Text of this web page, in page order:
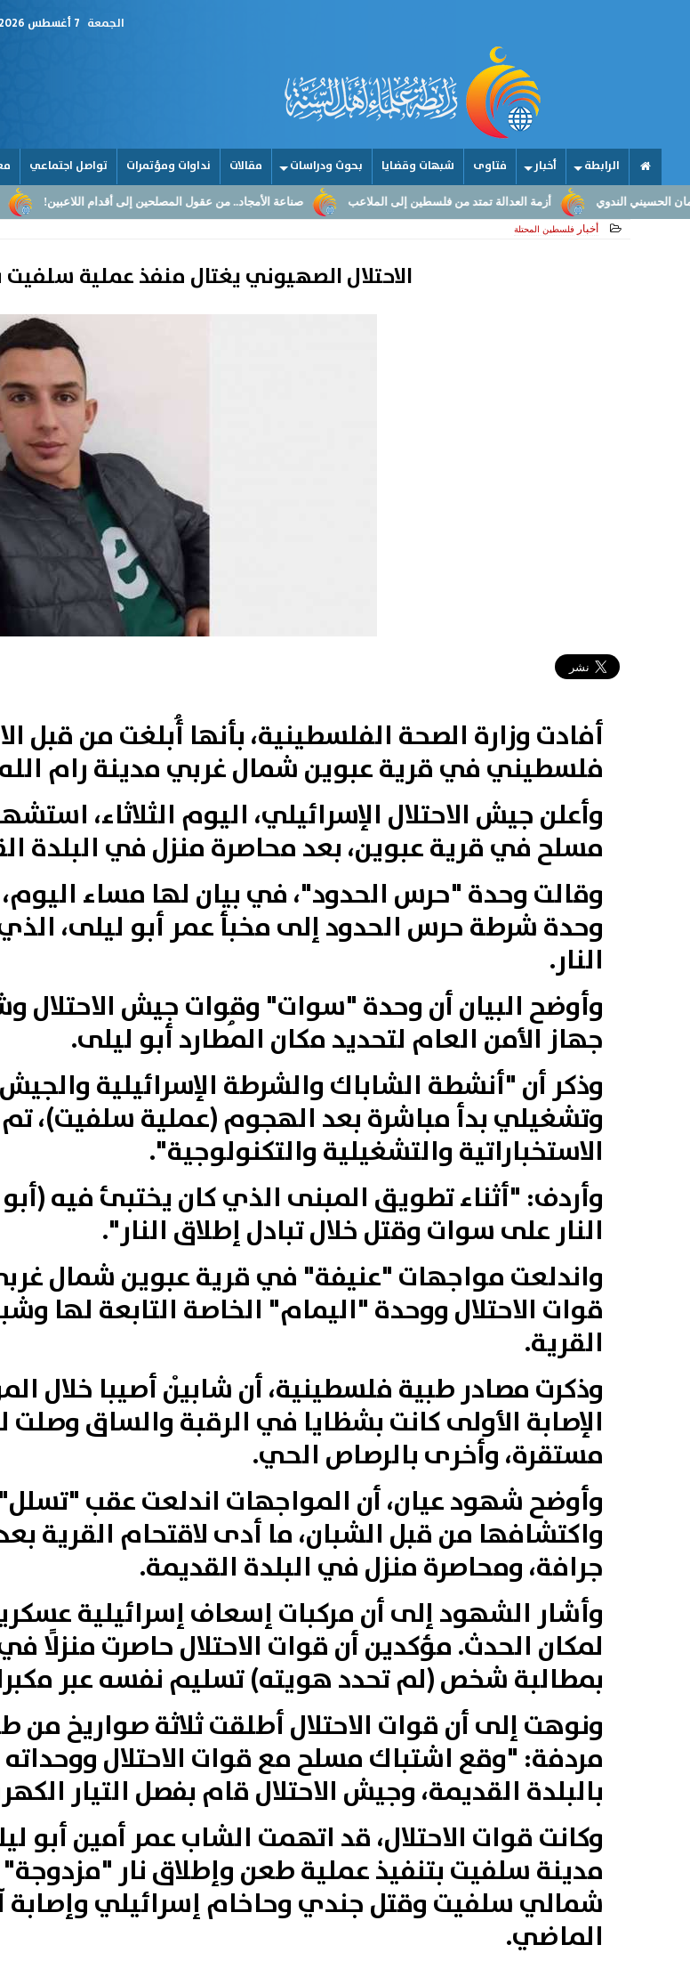
الجمعة
الرابطة أخبار فتاوى شبهات وقضايا بحوث ودراسات مقالات نداوات ومؤتمرات تواصل اجتماعي
ما أوسع السجن... وما صناعة الأمجاد.. من عقول المصلحين إلى أقدام اللاعبين! أزمة العدالة تمتد من فلسطين إلى الملاعب
أخبار فلسطين المحتلة
الاحتلال الصهيوني يغتال منفذ عملية سلفيت
أفادت وزارة الصحة الفلسطينية، بأنها أُبلغت من
فلسطيني في قرية عبوين شمال غربي مدينة رام الله،
وأعلن جيش الاحتلال الإسرائيلي، اليوم الثلاثاء،
مسلح في قرية عبوين، بعد محاصرة منزل في البلدة
وحدة شرطة حرس الحدود إلى مخبأ عمر أبو ليلى،
النار.
وأوضح البيان أن وحدة "سوات" وقوات جيش الاحتلال
جهاز الأمن العام لتحديد مكان المُطارد أبو ليلى.
وذكر أن "أنشطة الشاباك والشرطة الإسرائيلية
وتشغيلي بدأ مباشرة بعد الهجوم (عملية سلفيت)، تم
الاستخباراتية والتشغيلية والتكنولوجية".
وأردف: "أثناء تطويق المبنى الذي كان يختبئ فيه
النار على سوات وقتل خلال تبادل إطلاق النار".
واندلعت مواجهات "عنيفة" في قرية عبوين شمال
قوات الاحتلال ووحدة "اليمام" الخاصة التابعة لها
القرية.
وذكرت مصادر طبية فلسطينية، أن شابيْن أصيبا خلال
الإصابة الأولى كانت بشظايا في الرقبة والساق
مستقرة، وأخرى بالرصاص الحي.
وأوضح شهود عيان، أن المواجهات اندلعت عقب
واكتشافها من قبل الشبان، ما أدى لاقتحام القرية
جرافة، ومحاصرة منزل في البلدة القديمة.
وأشار الشهود إلى أن مركبات إسعاف إسرائيلية
لمكان الحدث. مؤكدين أن قوات الاحتلال حاصرت منزلًا
بمطالبة شخص (لم تحدد هويته) تسليم نفسه عبر
ونوهت إلى أن قوات الاحتلال أطلقت ثلاثة صواريخ من
مردفة: "وقع اشتباك مسلح مع قوات الاحتلال
بالبلدة القديمة، وجيش الاحتلال قام بفصل التيار
مدينة سلفيت بتنفيذ عملية طعن وإطلاق نار
شمالي سلفيت وقتل جندي وحاخام إسرائيلي وإصابة
الماضي.